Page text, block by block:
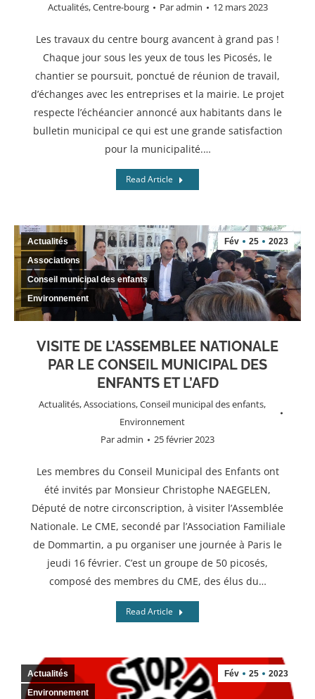
Actualités,Centre-bourg Paradmin 12 mars 2023
Les travaux du centre bourg avancent à grand pas !
Chaque jour sous les yeux de tous les Picosés, le
chantier se poursuit, ponctué de réunion de travail,
d’échanges avec les entreprises et la mairie. Le projet
respecte l’échéancier annoncé aux habitants dans le
bulletin municipal ce qui est une grande satisfaction
pour la municipalité.…
Read Article
VISITE DE L’ASSEMBLEE NATIONALE
PAR LE CONSEIL MUNICIPAL DES
ENFANTS ET L’AFD
Actualités,Associations,Conseil municipal des enfants,
Environnement
Paradmin 25 février 2023
Fév 25 2023
Actualités
Associations
Conseil municipal des enfants
Environnement
Les membres du Conseil Municipal des Enfants ont
été invités par Monsieur Christophe NAEGELEN,
Député de notre circonscription, à visiter l’Assemblée
Nationale. Le CME, secondé par l’Association Familiale
de Dommartin, a pu organiser une journée à Paris le
jeudi 16 février. C’est un groupe de 50 picosés,
composé des membres du CME, des élus du…
Read Article
Fév 25 2023
Actualités
Environnement